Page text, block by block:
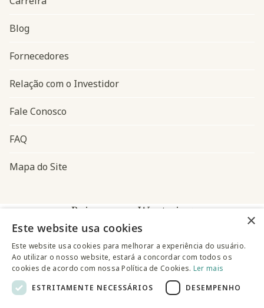
Navegação do rodapé
Blog
Fornecedores
Relação com o Investidor
Fale Conosco
FAQ
Mapa do Site
Baixe o app Westwing
×
Este website usa cookies
Este website usa cookies para melhorar a experiência do usuário.
Ao utilizar o nosso website, estará a concordar com todos os
cookies de acordo com nossa Política de Cookies. Ler mais
ESTRITAMENTE NECESSÁRIOS
DESEMPENHO